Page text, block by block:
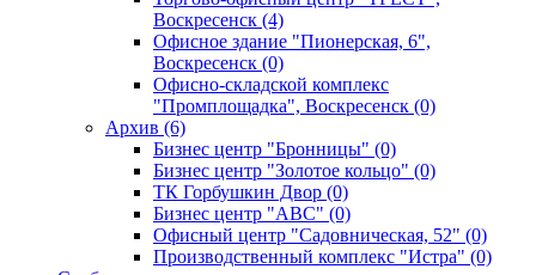
Воскресенск (4)
Офисное здание "Пионерская, 6",
Воскресенск (0)
Офисно-складской комплекс
"Промплощадка", Воскресенск (0)
Архив (6)
Бизнес центр "Бронницы" (0)
Бизнес центр "Золотое кольцо" (0)
ТК Горбушкин Двор (0)
Бизнес центр "АВС" (0)
Офисный центр "Садовническая, 52" (0)
Производственный комплекс "Истра" (0)